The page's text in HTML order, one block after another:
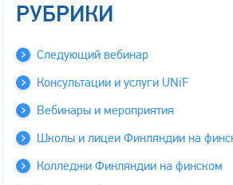
РУБРИКИ
Следующий вебинар
Консультации и услуги UNiF
Вебинары и мероприятия
Школы и лицеи Финляндии на
Колледжи Финляндии на финском